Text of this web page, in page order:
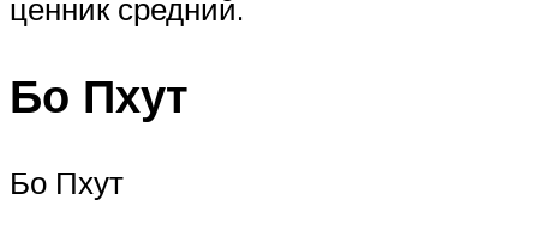
ценник средний.
Бо Пхут
Бо Пхут